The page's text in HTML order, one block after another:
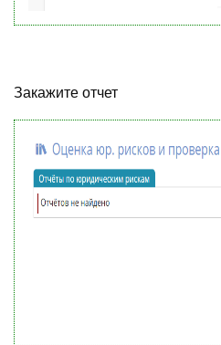
Закажите отчет